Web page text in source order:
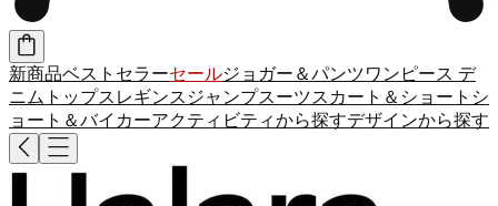
新商品ベストセラーセールジョガー＆パンツワンピース デ
ニム トップス レギンス ジャンプスーツスカート＆ショート シ
ョート＆バイカーアクティビティから探すデザインから探す